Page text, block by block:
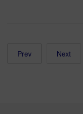
Prev Next